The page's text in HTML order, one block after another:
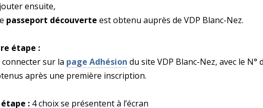
ensuite,
passeport découverte est obtenu auprès de VDP Blanc-Nez.
étape :
connecter sur la page Adhésion du site VDP Blanc-Nez, avec le N°
après une première inscription.
étape :4 choix se présentent à l’écran